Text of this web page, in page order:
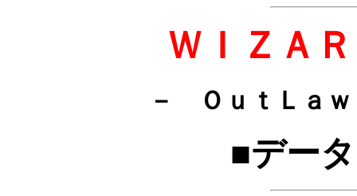
ＷＩＺＡ
－ ＯｕｔＬａ
■デー